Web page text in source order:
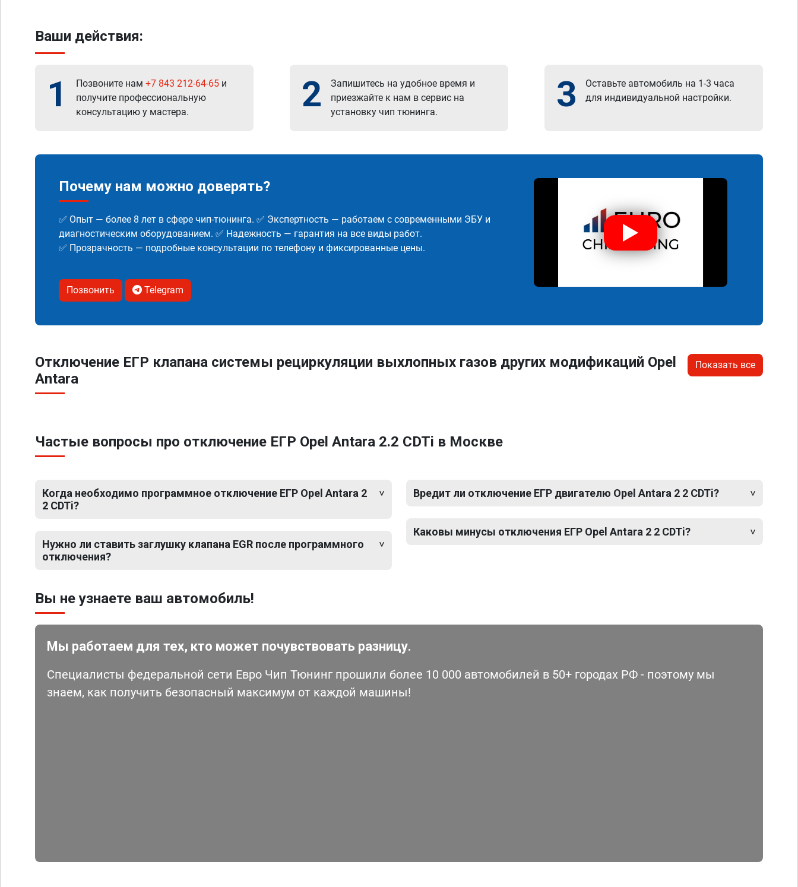
Ваши действия:
1 Позвоните нам +7 843 212-64-65 и
получите профессиональную
консультацию у мастера.
2
Запишитесь на удобное время и
приезжайте к нам в сервис на
установку чип тюнинга.
3
Оставьте автомобиль на 1-3 часа
для индивидуальной настройки.
Почему нам можно доверять?
✅ Опыт — более 8 лет в сфере чип-тюнинга. ✅ Экспертность — работаем с современными ЭБУ и
диагностическим оборудованием. ✅ Надежность — гарантия на все виды работ.
✅ Прозрачность — подробные консультации по телефону и фиксированные цены.
Позвонить Telegram
Отключение ЕГР клапана системы рециркуляции выхлопных газов других модификаций Opel
Antara
Показать все
Частые вопросы про отключение ЕГР Opel Antara 2.2 CDTi в Москве
Когда необходимо программное отключение ЕГР Opel Antara 2
2 CDTi?
Нужно ли ставить заглушку клапана EGR после программного
отключения?
Вредит ли отключение ЕГР двигателю Opel Antara 2 2 CDTi?
Каковы минусы отключения ЕГР Opel Antara 2 2 CDTi?
Вы не узнаете ваш автомобиль!
Мы работаем для тех, кто может почувствовать разницу.
Специалисты федеральной сети Евро Чип Тюнинг прошили более 10 000 автомобилей в 50+ городах РФ - поэтому мы
знаем, как получить безопасный максимум от каждой машины!